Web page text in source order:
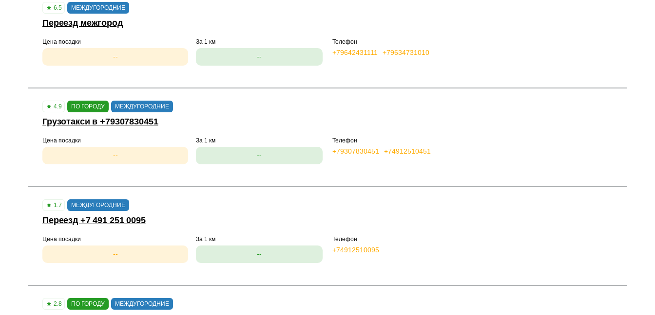
6.5 МЕЖДУГОРОДНИЕ
Переезд межгород
Цена посадки
--
За 1 км
--
Телефон
+79642431111 +79634731010
4.9 ПО ГОРОДУ МЕЖДУГОРОДНИЕ
Грузотакси в +79307830451
Цена посадки
--
За 1 км
--
Телефон
+79307830451 +74912510451
1.7 МЕЖДУГОРОДНИЕ
Переезд +7 491 251 0095
Цена посадки
--
За 1 км
--
Телефон
+74912510095
2.8 ПО ГОРОДУ МЕЖДУГОРОДНИЕ